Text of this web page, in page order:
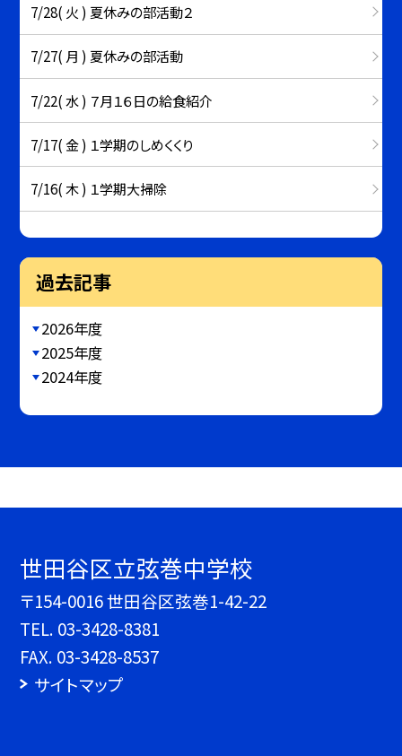
7/28( 火 ) 夏休みの部活動２
7/27( 月 ) 夏休みの部活動
7/22( 水 ) ７月１６日の給食紹介
7/17( 金 ) １学期のしめくくり
7/16( 木 ) １学期大掃除
過去記事
2026年度
2025年度
2024年度
世田谷区立弦巻中学校
〒154-0016 世田谷区弦巻1-42-22
TEL. 03-3428-8381
FAX. 03-3428-8537
サイトマップ